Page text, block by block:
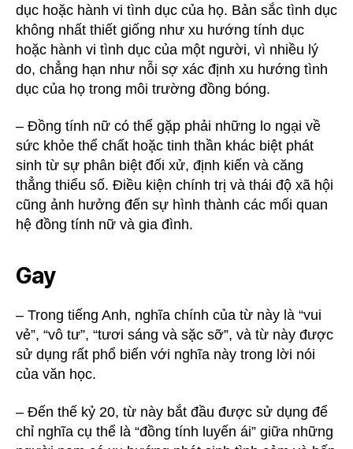
dục hoặc hành vi tình dục của họ. Bản sắc tình dục
không nhất thiết giống như xu hướng tính dục
hoặc hành vi tình dục của một người, vì nhiều lý
do, chẳng hạn như nỗi sợ xác định xu hướng tình
dục của họ trong môi trường đồng bóng.
– Đồng tính nữ có thể gặp phải những lo ngại về
sức khỏe thể chất hoặc tinh thần khác biệt phát
sinh từ sự phân biệt đối xử, định kiến ​​và căng
thẳng thiểu số. Điều kiện chính trị và thái độ xã hội
cũng ảnh hưởng đến sự hình thành các mối quan
hệ đồng tính nữ và gia đình.
Gay
– Trong tiếng Anh, nghĩa chính của từ này là “vui
vẻ”, “vô tư”, “tươi sáng và sặc sỡ”, và từ này được
sử dụng rất phổ biến với nghĩa này trong lời nói
của văn học.
– Đến thế kỷ 20, từ này bắt đầu được sử dụng để
chỉ nghĩa cụ thể là “đồng tính luyến ái” giữa những